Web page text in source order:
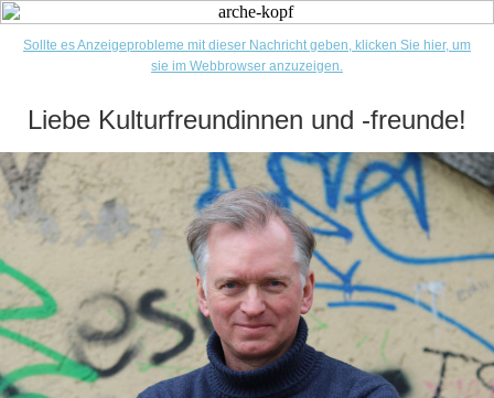
Sollte es Anzeigeprobleme mit dieser Nachricht geben, klicken Sie hier, um
sie im Webbrowser anzuzeigen.
Liebe Kulturfreundinnen und -freunde!